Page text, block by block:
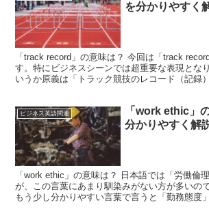
を分かりやすく
「track record」の意味は？ 今回は「track
す。特にビジネスシーンでは超重要な表現とな
いうか原義は「トラック競技のレコード（記録
ビジネス英語関連
「work ethic」
分かりやすく解
「work ethic」の意味は？ 日本語では「労働倫
が、この言葉にあまり馴染みがない方が多いの
もう少し分かりやすい言葉で言うと「勤務態度